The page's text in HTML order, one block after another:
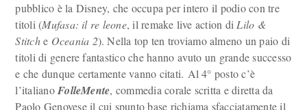
pubblico è la Disney, che occupa per intero il podio con tre
titoli (Mufasa: il re leone, il remake live action di Lilo &
Stitche Oceania 2). Nella top ten troviamo almeno un paio di
titoli di genere fantastico che hanno avuto un grande successo
e che dunque certamente vanno citati. Al 4° posto c’è
l’italianoFolleMente, commedia corale scritta e diretta da
Paolo Genovese il cui spunto base richiama sfacciatamente il